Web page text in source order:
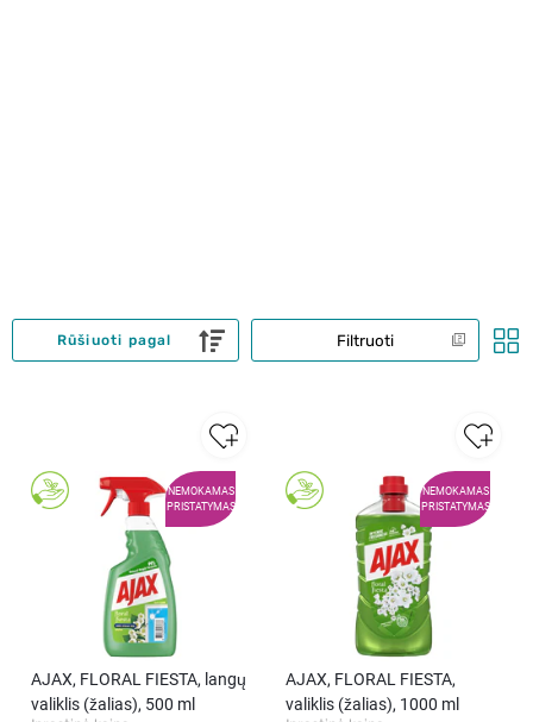
Filtruoti
Rūšiuoti pagal
NEMOKAMAS
PRISTATYMAS
AJAX, FLORAL FIESTA, langų
valiklis (žalias), 500 ml
NEMOKAMAS
PRISTATYMAS
AJAX, FLORAL FIESTA,
valiklis (žalias), 1000 ml